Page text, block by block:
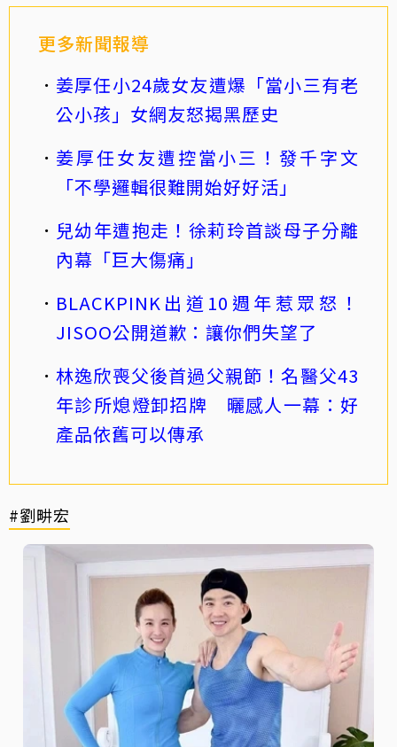
更多新聞報導
姜厚任小24歲女友遭爆「當小三有老
公小孩」女網友怒揭黑歷史
姜厚任女友遭控當小三！發千字文
「不學邏輯很難開始好好活」
兒幼年遭抱走！徐莉玲首談母子分離
內幕「巨大傷痛」
BLACKPINK出道10週年惹眾怒！
JISOO公開道歉：讓你們失望了
林逸欣喪父後首過父親節！名醫父43
年診所熄燈卸招牌 曬感人一幕：好
產品依舊可以傳承
#劉畊宏